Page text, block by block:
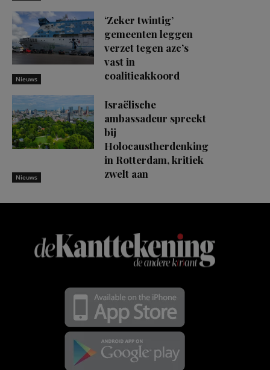
Nieuws
‘Zeker twintig’
gemeenten leggen
verzet tegen azc’s
vast in
coalitieakkoord
Nieuws
Israëlische
ambassadeur spreekt
bij
Holocaustherdenking
in Rotterdam, kritiek
zwelt aan